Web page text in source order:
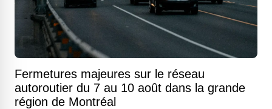
Fermetures majeures sur le réseau
autoroutier du 7 au 10 août dans la grande
région de Montréal